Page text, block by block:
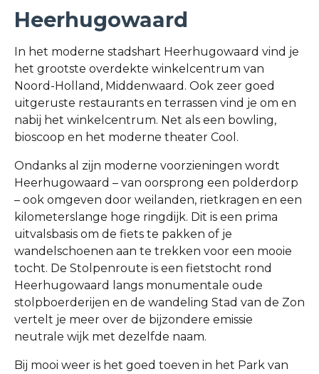
Heerhugowaard
In het moderne stadshart Heerhugowaard vind je
het grootste overdekte winkelcentrum van
Noord-Holland, Middenwaard. Ook zeer goed
uitgeruste restaurants en terrassen vind je om en
nabij het winkelcentrum. Net als een bowling,
bioscoop en het moderne theater Cool.
Ondanks al zijn moderne voorzieningen wordt
Heerhugowaard – van oorsprong een polderdorp
– ook omgeven door weilanden, rietkragen en een
kilometerslange hoge ringdijk. Dit is een prima
uitvalsbasis om de fiets te pakken of je
wandelschoenen aan te trekken voor een mooie
tocht. De Stolpenroute is een fietstocht rond
Heerhugowaard langs monumentale oude
stolpboerderijen en de wandeling Stad van de Zon
vertelt je meer over de bijzondere emissie
neutrale wijk met dezelfde naam.
Bij mooi weer is het goed toeven in het Park van